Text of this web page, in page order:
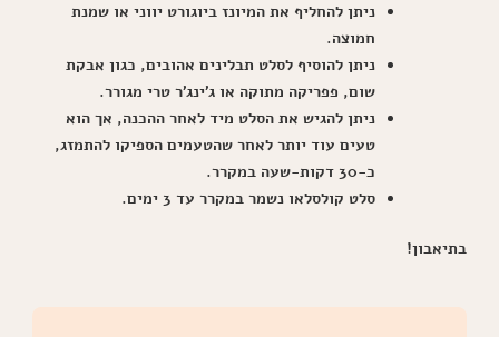
ניתן להחליף את המיונז ביוגורט יווני או שמנת
חמוצה.
ניתן להוסיף לסלט תבלינים אהובים, כגון אבקת
שום, פפריקה מתוקה או ג'ינג'ר טרי מגורר.
ניתן להגיש את הסלט מיד לאחר ההכנה, אך הוא
טעים עוד יותר לאחר שהטעמים הספיקו להתמזג,
כ-30 דקות-שעה במקרר.
סלט קולסלאו נשמר במקרר עד 3 ימים.
בתיאבון!